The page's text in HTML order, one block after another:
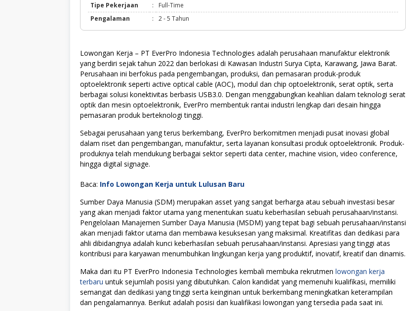
Tipe Pekerjaan
:
Full-Time
Pengalaman
: 2 - 5 Tahun
Lowongan Kerja – PT EverPro Indonesia Technologies adalah perusahaan manufaktur elektronik
yang berdiri sejak tahun 2022 dan berlokasi di Kawasan Industri Surya Cipta, Karawang, Jawa Barat.
Perusahaan ini berfokus pada pengembangan, produksi, dan pemasaran produk-produk
optoelektronik seperti active optical cable (AOC), modul dan chip optoelektronik, serat optik, serta
berbagai solusi konektivitas berbasis USB3.0. Dengan menggabungkan keahlian dalam teknologi serat
optik dan mesin optoelektronik, EverPro membentuk rantai industri lengkap dari desain hingga
pemasaran produk berteknologi tinggi.
Sebagai perusahaan yang terus berkembang, EverPro berkomitmen menjadi pusat inovasi global
dalam riset dan pengembangan, manufaktur, serta layanan konsultasi produk optoelektronik. Produk-
produknya telah mendukung berbagai sektor seperti data center, machine vision, video conference,
hingga digital signage.
Baca: Info Lowongan Kerja untuk Lulusan Baru
Sumber Daya Manusia (SDM) merupakan asset yang sangat berharga atau sebuah investasi besar
yang akan menjadi faktor utama yang menentukan suatu keberhasilan sebuah perusahaan/instansi.
Pengelolaan Manajemen Sumber Daya Manusia (MSDM) yang tepat bagi sebuah perusahaan/instansi
akan menjadi faktor utama dan membawa kesuksesan yang maksimal. Kreatifitas dan dedikasi para
ahli dibidangnya adalah kunci keberhasilan sebuah perusahaan/instansi. Apresiasi yang tinggi atas
kontribusi para karyawan menumbuhkan lingkungan kerja yang produktif, inovatif, kreatif dan dinamis.
Maka dari itu PT EverPro Indonesia Technologies kembali membuka rekrutmen lowongan kerja
terbaru untuk sejumlah posisi yang dibutuhkan. Calon kandidat yang memenuhi kualifikasi, memiliki
semangat dan dedikasi yang tinggi serta keinginan untuk berkembang meningkatkan keterampilan
dan pengalamannya. Berikut adalah posisi dan kualifikasi lowongan yang tersedia pada saat ini.